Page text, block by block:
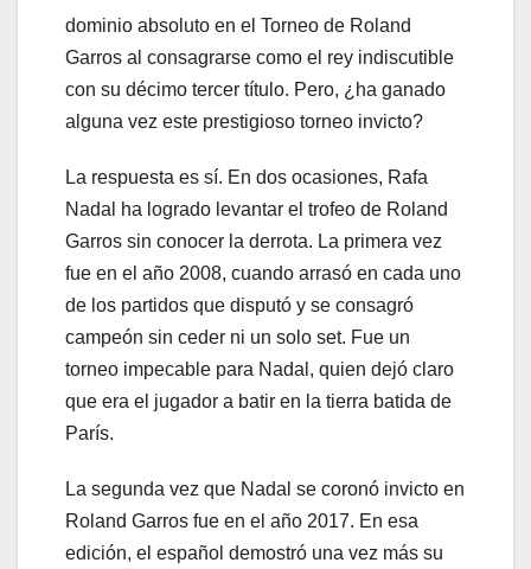
dominio absoluto en el Torneo de Roland
Garros al consagrarse como el rey indiscutible
con su décimo tercer título. Pero, ¿ha ganado
alguna vez este prestigioso torneo invicto?
La respuesta es sí. En dos ocasiones, Rafa
Nadal ha logrado levantar el trofeo de Roland
Garros sin conocer la derrota. La primera vez
fue en el año 2008, cuando arrasó en cada uno
de los partidos que disputó y se consagró
campeón sin ceder ni un solo set. Fue un
torneo impecable para Nadal, quien dejó claro
que era el jugador a batir en la tierra batida de
París.
La segunda vez que Nadal se coronó invicto en
Roland Garros fue en el año 2017. En esa
edición, el español demostró una vez más su